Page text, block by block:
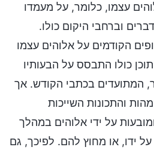
עצמו, כלומר, על מעמדו
וברחבי היקום כולו.
הקודמים על אלוהים עצמו
כולו התבסס על הבעותיו
המתועדים בכתבי הקודש. אך
והתכונות השייכות
על ידי אלוהים במהלך
על ידו, או מחוץ להם. לפיכך, גם